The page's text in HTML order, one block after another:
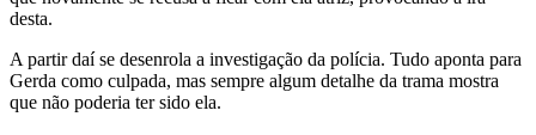
desta.
A partir daí se desenrola a investigação da polícia. Tudo aponta para
Gerda como culpada, mas sempre algum detalhe da trama mostra
que não poderia ter sido ela.